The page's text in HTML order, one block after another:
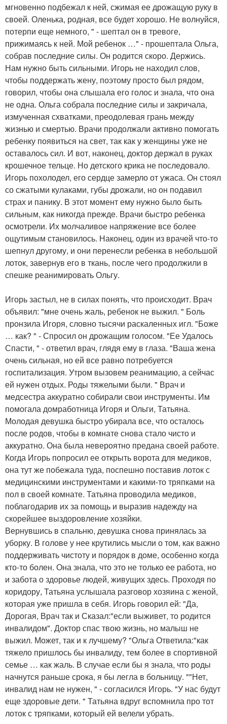
мгновенно подбежал к ней, сжимая ее дрожащую руку в
своей. Оленька, родная, все будет хорошо. Не волнуйся,
потерпи еще немного, " - шептал он в тревоге,
прижимаясь к ней. Мой ребенок …" - прошептала Ольга,
собрав последние силы. Он родится скоро. Держись.
Нам нужно быть сильными. Игорь не находил слов,
чтобы поддержать жену, поэтому просто был рядом,
говорил, чтобы она слышала его голос и знала, что она
не одна. Ольга собрала последние силы и закричала,
измученная схватками, преодолевая грань между
жизнью и смертью. Врачи продолжали активно помогать
ребенку появиться на свет, так как у женщины уже не
оставалось сил. И вот, наконец, доктор держал в руках
крошечное тельце. Но детского крика не последовало.
Игорь похолодел, его сердце замерло от ужаса. Он стоял
со сжатыми кулаками, губы дрожали, но он подавил
страх и панику. В этот момент ему нужно было быть
сильным, как никогда прежде. Врачи быстро ребенка
осмотрели. Их молчаливое напряжение все более
ощутимым становилось. Наконец, один из врачей что-то
шепнул другому, и они перенесли ребенка в небольшой
лоток, завернув его в ткань, после чего продолжили в
спешке реанимировать Ольгу.
Игорь застыл, не в силах понять, что происходит. Врач
объявил: "мне очень жаль, ребенок не выжил. " Боль
пронзила Игоря, словно тысячи раскаленных игл. "Боже
… как? " - Спросил он дрожащим голосом. "Ее Удалось
Спасти, " - ответил врач, глядя ему в глаза. "Ваша жена
очень сильная, но ей все равно потребуется
госпитализация. Утром вызовем реанимацию, а сейчас
ей нужен отдых. Роды тяжелыми были. " Врач и
медсестра аккуратно собирали свои инструменты. Им
помогала домработница Игоря и Ольги, Татьяна.
Молодая девушка быстро убирала все, что осталось
после родов, чтобы в комнате снова стало чисто и
аккуратно. Она была невероятно предана своей работе.
Когда Игорь попросил ее открыть ворота для медиков,
она тут же побежала туда, поспешно поставив лоток с
медицинскими инструментами и какими-то тряпками на
пол в своей комнате. Татьяна проводила медиков,
поблагодарив их за помощь и выразив надежду на
скорейшее выздоровление хозяйки.
Вернувшись в спальню, девушка снова принялась за
уборку. В голове у нее крутились мысли о том, как важно
поддерживать чистоту и порядок в доме, особенно когда
кто-то болен. Она знала, что это не только ее работа, но
и забота о здоровье людей, живущих здесь. Проходя по
коридору, Татьяна услышала разговор хозяина с женой,
которая уже пришла в себя. Игорь говорил ей: "Да,
Дорогая, Врач так и Сказал:"если выживет, то родится
инвалидом". Доктор спас твою жизнь, но малыш не
выжил. Может, так и к лучшему? "Ольга Ответила:"как
тяжело пришлось бы инвалиду, тем более в спортивной
семье … как жаль. В случае если бы я знала, что роды
начнутся раньше срока, я бы легла в больницу. ""Нет,
инвалид нам не нужен, " - согласился Игорь. "У нас будут
еще здоровые дети. " Татьяна вдруг вспомнила про тот
лоток с тряпками, который ей велели убрать.